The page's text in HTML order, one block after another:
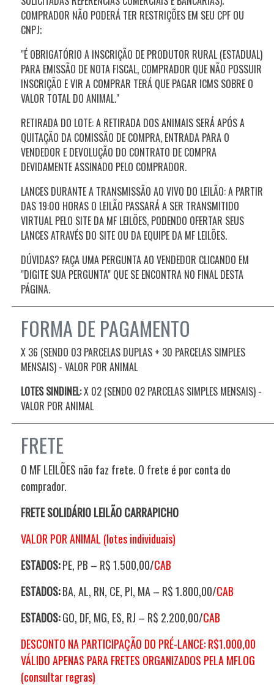
COMPRADOR NÃO PODERÁ TER RESTRIÇÕES EM SEU CPF OU
CNPJ;
"É OBRIGATÓRIO A INSCRIÇÃO DE PRODUTOR RURAL (ESTADUAL)
PARA EMISSÃO DE NOTA FISCAL, COMPRADOR QUE NÃO POSSUIR
INSCRIÇÃO E VIR A COMPRAR TERÁ QUE PAGAR ICMS SOBRE O
VALOR TOTAL DO ANIMAL."
RETIRADA DO LOTE: A RETIRADA DOS ANIMAIS SERÁ APÓS A
QUITAÇÃO DA COMISSÃO DE COMPRA, ENTRADA PARA O
VENDEDOR E DEVOLUÇÃO DO CONTRATO DE COMPRA
DEVIDAMENTE ASSINADO PELO COMPRADOR.
LANCES DURANTE A TRANSMISSÃO AO VIVO DO LEILÃO: A PARTIR
DAS 19:00 HORAS O LEILÃO PASSARÁ A SER TRANSMITIDO
VIRTUAL PELO SITE DA MF LEILÕES, PODENDO OFERTAR SEUS
LANCES ATRAVÉS DO SITE OU DA EQUIPE DA MF LEILÕES.
DÚVIDAS? FAÇA UMA PERGUNTA AO VENDEDOR CLICANDO EM
"DIGITE SUA PERGUNTA" QUE SE ENCONTRA NO FINAL DESTA
PÁGINA.
FORMA DE PAGAMENTO
X 36 (SENDO 03 PARCELAS DUPLAS + 30 PARCELAS SIMPLES
MENSAIS) - VALOR POR ANIMAL
LOTES SINDINEL:X 02 (SENDO 02 PARCELAS SIMPLES MENSAIS) -
VALOR POR ANIMAL
FRETE
O MF LEILÕES não faz frete. O frete é por conta do
comprador.
FRETE SOLIDÁRIO LEILÃO CARRAPICHO
VALOR POR ANIMAL (lotes individuais)
ESTADOS:PE, PB – R$ 1.500,00/CAB
ESTADOS:BA, AL, RN, CE, PI, MA – R$ 1.800,00/CAB
ESTADOS:GO, DF, MG, ES, RJ – R$ 2.200,00/CAB
DESCONTO NA PARTICIPAÇÃO DO PRÉ-LANCE: R$1.000,00
VÁLIDO APENAS PARA FRETES ORGANIZADOS PELA MFLOG
(consultar regras)